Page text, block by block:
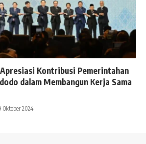
Kontribusi Pemerintahan
dalam Membangun Kerja Sama
Oktober 2024